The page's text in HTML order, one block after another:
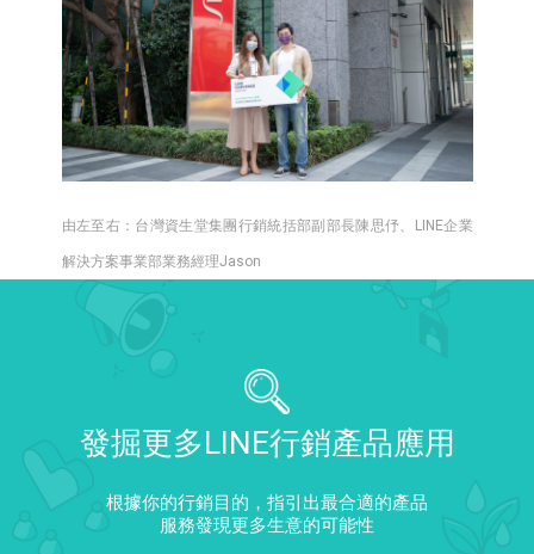
由左至右：台灣資生堂集團行銷統括部副部長陳思伃、LINE企業
解決方案事業部業務經理Jason
發掘更多LINE行銷產品應用
根據你的行銷目的，指引出最合適的產品
服務發現更多生意的可能性